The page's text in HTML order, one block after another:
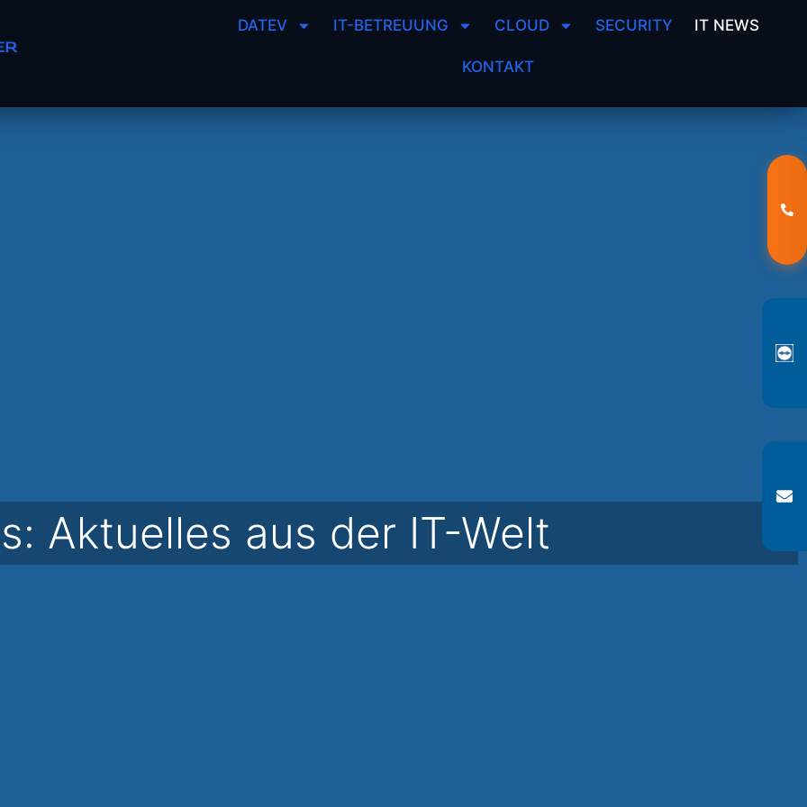
DATEV IT-BETREUUNG CLOUD SECURITY IT NEWS
KONTAKT
Aktuelles aus der IT-Welt